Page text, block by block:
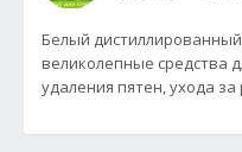
Белый
великолепные средства
удаления пятен, ухода